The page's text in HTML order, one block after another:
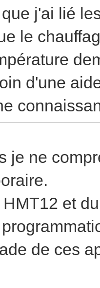
j'ai lié
le
d'une
je ne
et
de ces